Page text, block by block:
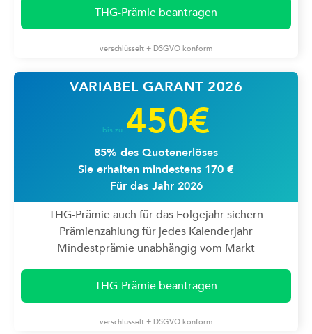
THG-Prämie beantragen
verschlüsselt + DSGVO konform
VARIABEL GARANT 2026
bis zu450€
85% des Quotenerlöses
Sie erhalten mindestens 170 €
Für das Jahr 2026
THG-Prämie auch für das Folgejahr sichern
Prämienzahlung für jedes Kalenderjahr
Mindestprämie unabhängig vom Markt
THG-Prämie beantragen
verschlüsselt + DSGVO konform